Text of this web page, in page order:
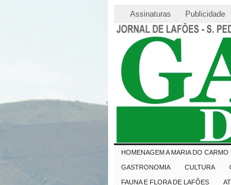
Assinaturas Publicidade
HOMENAGEM A MARIA DO CARMO
GASTRONOMIA CULTURA
FAUNA E FLORA DE LAFÕES